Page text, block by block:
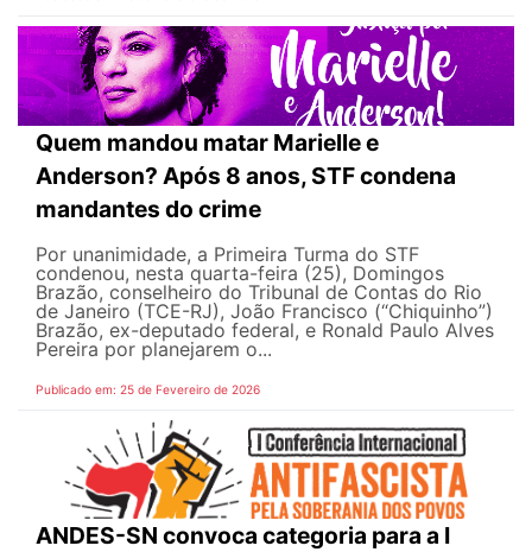
Quem mandou matar Marielle e
Anderson? Após 8 anos, STF condena
mandantes do crime
Por unanimidade, a Primeira Turma do STF
condenou, nesta quarta-feira (25), Domingos
Brazão, conselheiro do Tribunal de Contas do Rio
de Janeiro (TCE-RJ), João Francisco (“Chiquinho”)
Brazão, ex-deputado federal, e Ronald Paulo Alves
Pereira por planejarem o...
Publicado em: 25 de Fevereiro de 2026
ANDES-SN convoca categoria para a I